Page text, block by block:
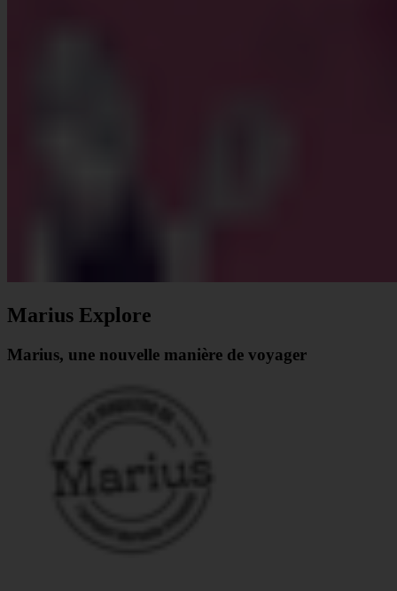
Marius Explore
Marius, une nouvelle manière de voyager